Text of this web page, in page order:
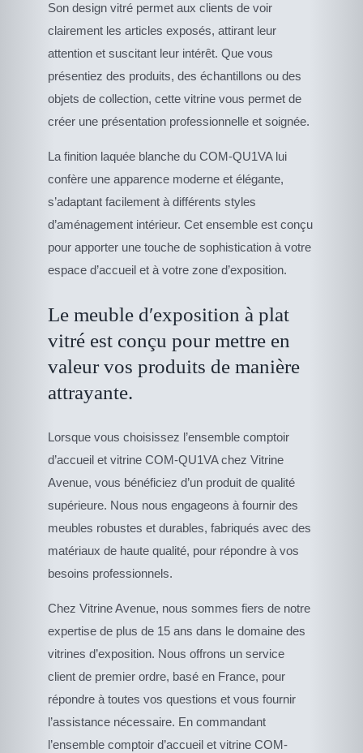
Son design vitré permet aux clients de voir
clairement les articles exposés, attirant leur
attention et suscitant leur intérêt. Que vous
présentiez des produits, des échantillons ou des
objets de collection, cette vitrine vous permet de
créer une présentation professionnelle et soignée.
La finition laquée blanche du COM-QU1VA lui
confère une apparence moderne et élégante,
s’adaptant facilement à différents styles
d’aménagement intérieur. Cet ensemble est conçu
pour apporter une touche de sophistication à votre
espace d’accueil et à votre zone d’exposition.
Le meuble d′exposition à plat
vitré est conçu pour mettre en
valeur vos produits de manière
attrayante.
Lorsque vous choisissez l’ensemble comptoir
d’accueil et vitrine COM-QU1VA chez Vitrine
Avenue, vous bénéficiez d’un produit de qualité
supérieure. Nous nous engageons à fournir des
meubles robustes et durables, fabriqués avec des
matériaux de haute qualité, pour répondre à vos
besoins professionnels.
Chez Vitrine Avenue, nous sommes fiers de notre
expertise de plus de 15 ans dans le domaine des
vitrines d’exposition. Nous offrons un service
client de premier ordre, basé en France, pour
répondre à toutes vos questions et vous fournir
l’assistance nécessaire. En commandant
l’ensemble comptoir d’accueil et vitrine COM-